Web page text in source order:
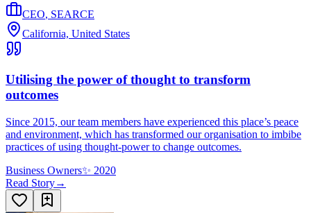
CEO, SEARCE
California, United States
Utilising the power of thought to transform
outcomes
Since 2015, our team members have experienced this place’s peace
and environment, which has transformed our organisation to imbibe
practices of using thought-power to change outcomes.
Business Owners✨ 2020
Read Story→